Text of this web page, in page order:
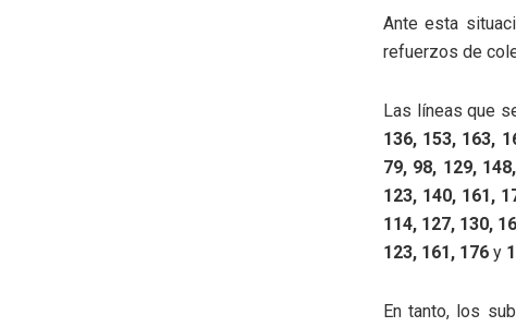
Ante esta
refuerzos de
Las líneas que
136, 153, 163,
79, 98, 129,
123, 140, 161,
114, 127, 130,
123, 161, 176 y
En tanto, los